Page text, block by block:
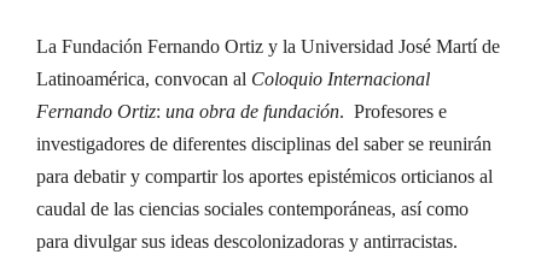
La Fundación Fernando Ortiz y la Universidad José Martí de
Latinoamérica, convocan al Coloquio Internacional
Fernando Ortiz: una obra de fundación. Profesores e
investigadores de diferentes disciplinas del saber se reunirán
para debatir y compartir los aportes epistémicos orticianos al
caudal de las ciencias sociales contemporáneas, así como
para divulgar sus ideas descolonizadoras y antirracistas.